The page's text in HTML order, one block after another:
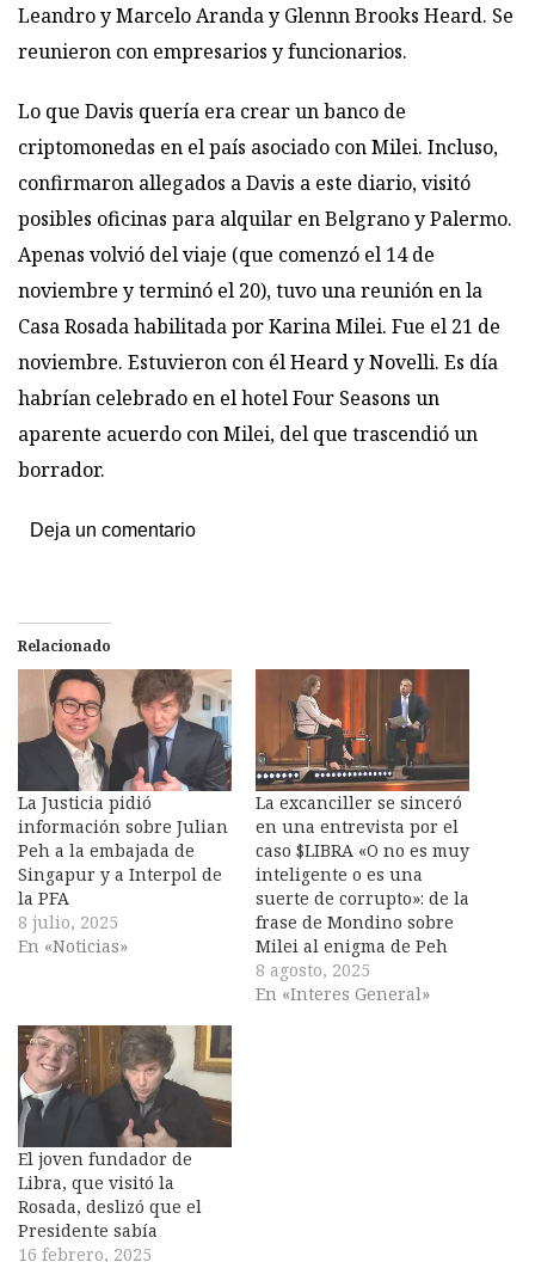
Leandro y Marcelo Aranda y Glennn Brooks Heard. Se
reunieron con empresarios y funcionarios.
Lo que Davis quería era crear un banco de
criptomonedas en el país asociado con Milei. Incluso,
confirmaron allegados a Davis a este diario, visitó
posibles oficinas para alquilar en Belgrano y Palermo.
Apenas volvió del viaje (que comenzó el 14 de
noviembre y terminó el 20), tuvo una reunión en la
Casa Rosada habilitada por Karina Milei. Fue el 21 de
noviembre. Estuvieron con él Heard y Novelli. Es día
habrían celebrado en el hotel Four Seasons un
aparente acuerdo con Milei, del que trascendió un
borrador.
Deja un comentario
Relacionado
La Justicia pidió
información sobre Julian
Peh a la embajada de
Singapur y a Interpol de
la PFA
8 julio, 2025
En «Noticias»
La excanciller se sinceró
en una entrevista por el
caso $LIBRA «O no es muy
inteligente o es una
suerte de corrupto»: de la
frase de Mondino sobre
Milei al enigma de Peh
8 agosto, 2025
En «Interes General»
El joven fundador de
Libra, que visitó la
Rosada, deslizó que el
Presidente sabía
16 febrero, 2025